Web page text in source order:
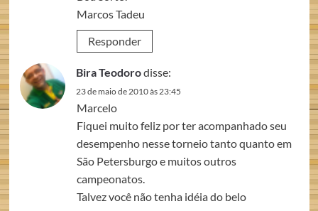
Marcos Tadeu
Responder
Bira Teodorodisse:
23 de maio de 2010 às 23:45
Marcelo
Fiquei muito feliz por ter acompanhado seu
desempenho nesse torneio tanto quanto em
São Petersburgo e muitos outros
campeonatos.
Talvez você não tenha idéia do belo